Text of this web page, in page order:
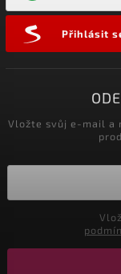
Přihlásit
Vložte svůj e-mail a